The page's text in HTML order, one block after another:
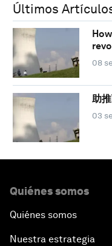
Últimos
08
助
03
Quiénes somos
Quiénes somos
Nuestra estrategia